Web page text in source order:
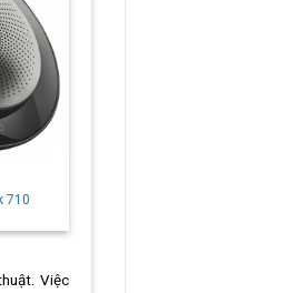
710
Việc